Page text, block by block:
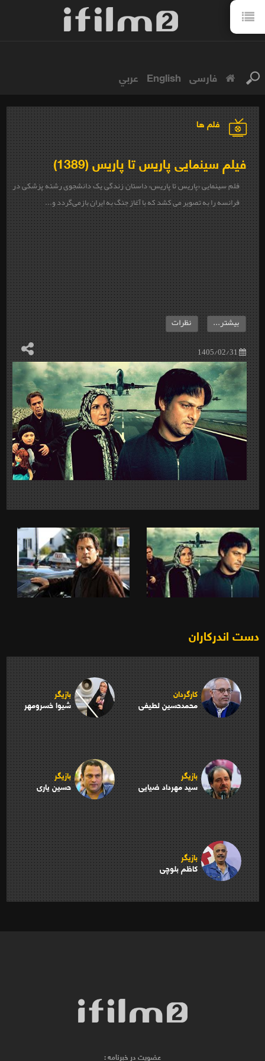
فارسی English عربي
فلم ها
فیلم سینمایی پاریس تا پاریس (1389)
فلم سینمایی «پاریس تا پاریس» داستان زندگی یک دانشجوی رشته پزشکی در
فرانسه را به تصویر می کشد که با آغاز جنگ به ایران بازمی‌گردد و...
1405/02/31
بیشتر... نظرات
دست اندرکاران
کارگردان
محمدحسین لطیفی
بازیگر
شیوا خسرومهر
بازیگر
سید مهرداد ضیایی
بازیگر
حسین یاری
بازیگر
کاظم بلوچی
عضویت در خبرنامه :